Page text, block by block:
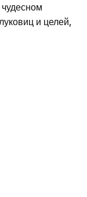
и целей,